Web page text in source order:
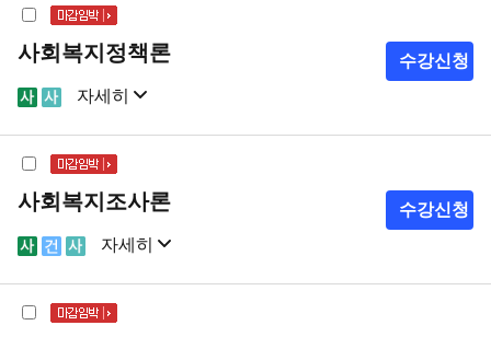
사회복지정책론
자세히
샘플강의 강의계획서
수강신청
사회복지조사론
자세히
샘플강의 강의계획서
수강신청